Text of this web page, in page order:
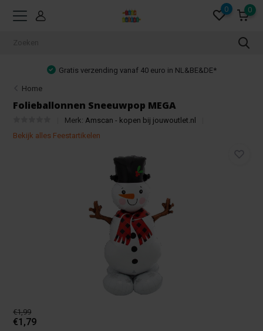
0 0
NL&BE&DE* Achteraf betalen mogelijk!
Home
Folieballonnen Sneeuwpop MEGA
Merk: Amscan - kopen bij jouwoutlet.nl
Bekijk alles Feestartikelen
€1,99
€1,79